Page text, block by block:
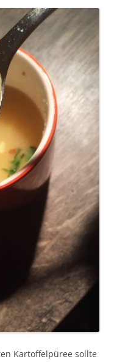
Kartoffelpüree sollte